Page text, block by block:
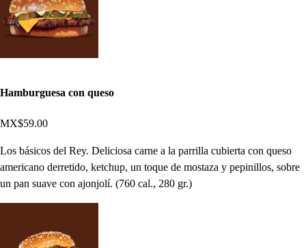
Hamburguesa con queso
MX$59.00
Los básicos del Rey. Deliciosa carne a la parrilla cubierta con queso
americano derretido, ketchup, un toque de mostaza y pepinillos, sobre
un pan suave con ajonjolí. (760 cal., 280 gr.)